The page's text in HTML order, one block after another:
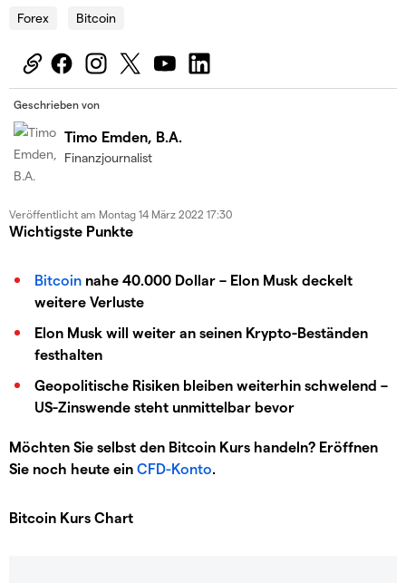
Forex Bitcoin
Geschrieben von
Timo Emden, B.A.
Finanzjournalist
Veröffentlicht am Montag 14 März 2022 17:30
Wichtigste Punkte
Bitcoin nahe 40.000 Dollar – Elon Musk deckelt
weitere Verluste
Elon Musk will weiter an seinen Krypto-Beständen
festhalten
Geopolitische Risiken bleiben weiterhin schwelend –
US-Zinswende steht unmittelbar bevor
Möchten Sie selbst den Bitcoin Kurs handeln? Eröffnen
Sie noch heute ein CFD-Konto.
Bitcoin Kurs Chart